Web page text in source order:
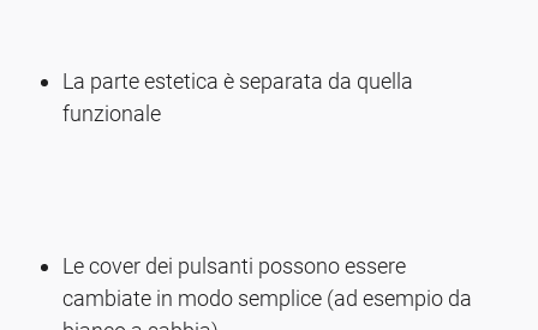
La parte estetica è separata da quella
funzionale
Le cover dei pulsanti possono essere
cambiate in modo semplice (ad esempio da